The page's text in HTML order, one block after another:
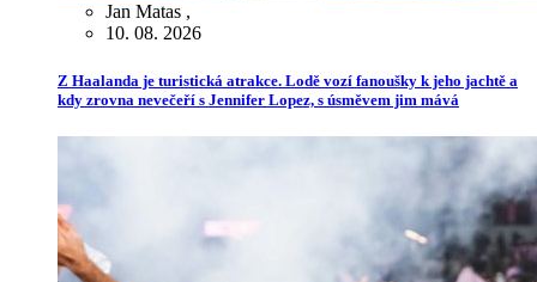
Jan Matas ,
10. 08. 2026
Z Haalanda je turistická atrakce. Lodě vozí fanoušky k jeho jachtě a
kdy zrovna nevečeří s Jennifer Lopez, s úsměvem jim mává